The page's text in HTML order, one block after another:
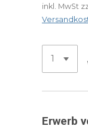
inkl. MwSt
Erwerb